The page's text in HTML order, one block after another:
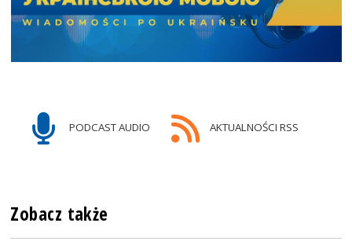
PODCAST AUDIO AKTUALNOŚCI RSS
Zobacz także